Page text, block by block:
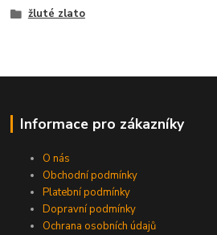
žluté zlato
Informace pro zákazníky
O nás
Obchodní podmínky
Platební podmínky
Dopravní podmínky
Ochrana osobních údajů